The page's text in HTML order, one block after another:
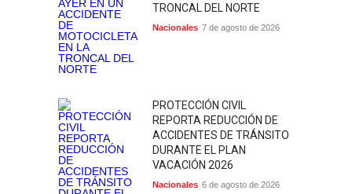
TRONCAL DEL NORTE
Nacionales 7 de agosto de 2026
PROTECCIÓN CIVIL
REPORTA REDUCCIÓN DE
ACCIDENTES DE TRÁNSITO
DURANTE EL PLAN
VACACIÓN 2026
Nacionales 6 de agosto de 2026